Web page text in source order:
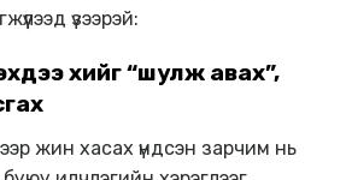
үзээрэй:
өхийг “шулж авах”,
жин хасах үндсэн зарчим нь